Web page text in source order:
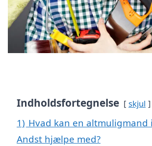
Indholdsfortegnelse skjul
1) Hvad kan en altmuligmand
Andst hjælpe med?